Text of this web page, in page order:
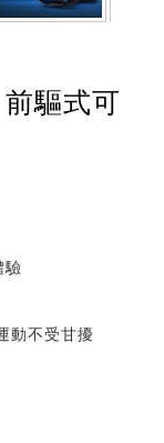
前驅式可
驗
動不受甘擾